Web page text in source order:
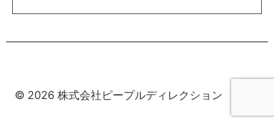
© 2026 株式会社ピープルディレクション